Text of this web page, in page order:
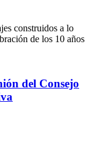
construidos a lo
de los 10 años
del Consejo